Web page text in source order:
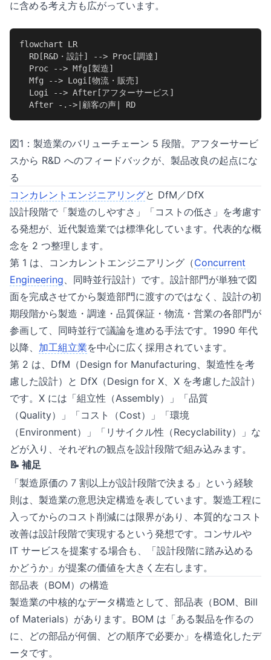
に含める考え方も広がっています。
flowchart LR
  RD[R&D・設計] --> Proc[調達]
  Proc --> Mfg[製造]
  Mfg --> Logi[物流・販売]
  Logi --> After[アフターサービス]
  After -.->|顧客の声| RD
図1：製造業のバリューチェーン 5 段階。アフターサービ
スから R&D へのフィードバックが、製品改良の起点にな
る
コンカレントエンジニアリングと DfM／DfX
設計段階で「製造のしやすさ」「コストの低さ」を考慮す
る発想が、近代製造業では標準化しています。代表的な概
念を 2 つ整理します。
第 1 は、コンカレントエンジニアリング（Concurrent
Engineering、同時並行設計）です。設計部門が単独で図
面を完成させてから製造部門に渡すのではなく、設計の初
期段階から製造・調達・品質保証・物流・営業の各部門が
参画して、同時並行で議論を進める手法です。1990 年代
以降、 加工組立業を中心に広く採用されています。
第 2 は、DfM（Design for Manufacturing、製造性を考
慮した設計）と DfX（Design for X、X を考慮した設計）
です。X には「組立性（Assembly）」「品質
（Quality）」「コスト（Cost）」「環境
（Environment）」「リサイクル性（Recyclability）」な
どが入り、それぞれの観点を設計段階で組み込みます。
📝 補足
「製造原価の 7 割以上が設計段階で決まる」という経験
則は、製造業の意思決定構造を表しています。製造工程に
入ってからのコスト削減には限界があり、本質的なコスト
改善は設計段階で実現するという発想です。コンサルや
IT サービスを提案する場合も、「設計段階に踏み込める
かどうか」が提案の価値を大きく左右します。
部品表（BOM）の構造
製造業の中核的なデータ構造として、部品表（BOM、Bill
of Materials）があります。BOM は「ある製品を作るの
に、どの部品が何個、どの順序で必要か」を構造化したデ
ータです。